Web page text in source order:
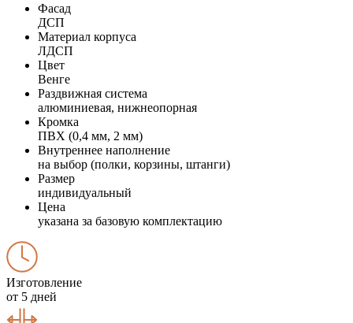
Фасад
ДСП
Материал корпуса
ЛДСП
Цвет
Венге
Раздвижная система
алюминиевая, нижнеопорная
Кромка
ПВХ (0,4 мм, 2 мм)
Внутреннее наполнение
на выбор (полки, корзины, штанги)
Размер
индивидуальный
Цена
указана за базовую комплектацию
Изготовление
от 5 дней